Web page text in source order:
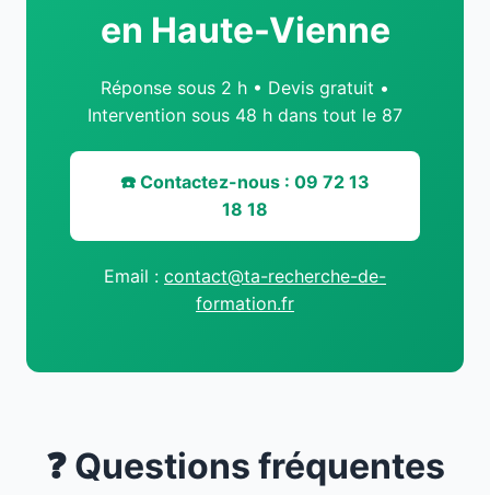
en Haute-Vienne
Réponse sous 2 h • Devis gratuit •
Intervention sous 48 h dans tout le 87
☎️ Contactez-nous : 09 72 13
18 18
Email : contact@ta-recherche-de-
formation.fr
❓ Questions fréquentes